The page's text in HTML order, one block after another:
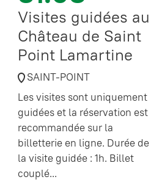
Visites guidées au
Château de Saint
Point Lamartine
SAINT-POINT
Les visites sont uniquement
guidées et la réservation est
recommandée sur la
billetterie en ligne. Durée de
la visite guidée : 1h. Billet
couplé...